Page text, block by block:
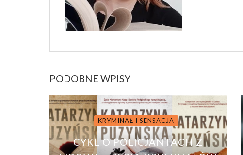
PODOBNE WPISY
KRYMINAŁ I SENSACJA
CYKL O POLICJANTACH Z